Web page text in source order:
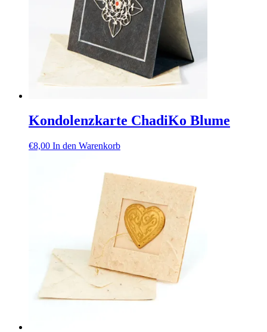
Kondolenzkarte ChadiKo Blume
€8,00 In den Warenkorb